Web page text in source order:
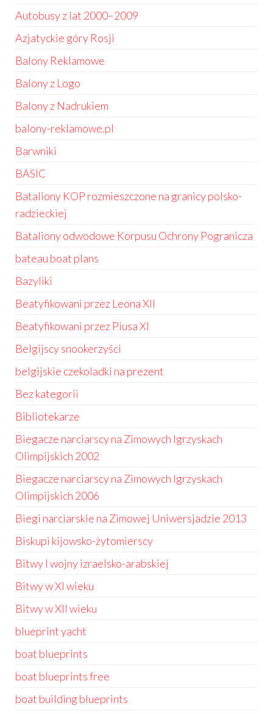
Autobusy z lat 2000–2009
Azjatyckie góry Rosji
Balony Reklamowe
Balony z Logo
Balony z Nadrukiem
balony-reklamowe.pl
Barwniki
BASIC
Bataliony KOP rozmieszczone na granicy polsko-
radzieckiej
Bataliony odwodowe Korpusu Ochrony Pogranicza
bateau boat plans
Bazyliki
Beatyfikowani przez Leona XII
Beatyfikowani przez Piusa XI
Belgijscy snookerzyści
belgijskie czekoladki na prezent
Bez kategorii
Bibliotekarze
Biegacze narciarscy na Zimowych Igrzyskach
Olimpijskich 2002
Biegacze narciarscy na Zimowych Igrzyskach
Olimpijskich 2006
Biegi narciarskie na Zimowej Uniwersjadzie 2013
Biskupi kijowsko-żytomierscy
Bitwy I wojny izraelsko-arabskiej
Bitwy w XI wieku
Bitwy w XII wieku
blueprint yacht
boat blueprints
boat blueprints free
boat building blueprints